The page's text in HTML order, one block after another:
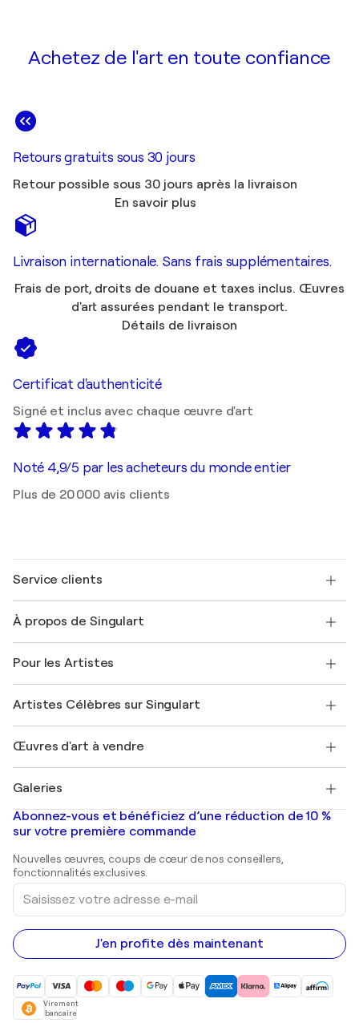
Achetez de l'art en toute confiance
Retours gratuits sous 30 jours
Retour possible sous 30 jours après la livraison
En savoir plus
Livraison internationale. Sans frais supplémentaires.
Frais de port, droits de douane et taxes inclus. Œuvres
d'art assurées pendant le transport.
Détails de livraison
Certificat d'authenticité
Signé et inclus avec chaque œuvre d'art
Noté 4,9/5 par les acheteurs du monde entier
Plus de 20 000 avis clients
Service clients
Expédition
Offrir une carte cadeau
Rejoignez notre programme commercial
Mon compte
+33 1 76 44 06 42
À propos de Singulart
FAQ
Magazine Singulart
Emplois
Découvrez une sélection d'art original
Pour les Artistes
Se connecter en tant qu'Artiste
Artistes Célèbres sur Singulart
Marc Chagall
Banksy
Mr. Brainwash
Shepard Fairey
Œuvres d'art à vendre
Tableaux abstraits à vendre
Peintures de paysage
Estampes
Peintures acryliques
Galeries
Galeries d'art en France
Galeries d'art en Belgique
Abonnez-vous et bénéficiez d’une réduction de 10 %
sur votre première commande
Nouvelles œuvres, coups de cœur de nos conseillers,
fonctionnalités exclusives.
Saisissez
votre
adresse
e-
mail
J'en profite dès maintenant
Virement
bancaire